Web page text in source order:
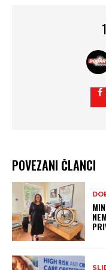
POVEZANI ČLANCI